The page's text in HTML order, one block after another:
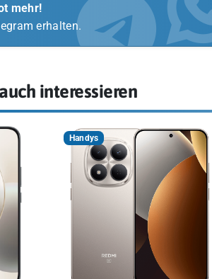
mehr!
erhalten.
interessieren
Handys